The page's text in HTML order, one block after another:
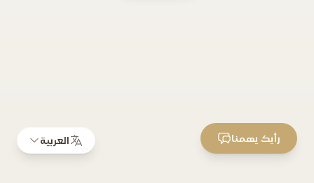
العربية رأيك يهمنا